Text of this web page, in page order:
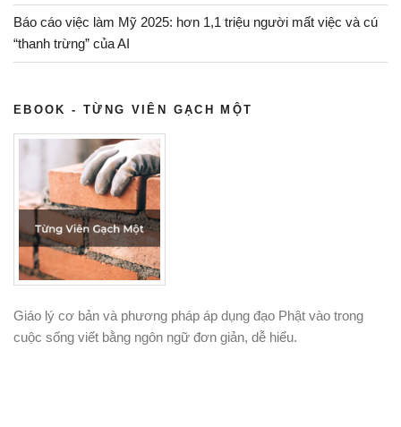
và
dấu
ấn
thơ
thế
hệ
8x”
Báo cáo việc làm Mỹ 2025: hơn 1,1 triệu người mất việc và cú
“thanh trừng” của AI
EBOOK - TỪNG VIÊN GẠCH MỘT
Giáo lý cơ bản và phương pháp áp dụng đạo Phật vào trong
cuộc sống viết bằng ngôn ngữ đơn giản, dễ hiểu.